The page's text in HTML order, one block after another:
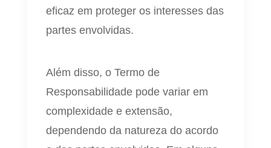
eficaz em proteger os interesses das
partes envolvidas.
Além disso, o Termo de
Responsabilidade pode variar em
complexidade e extensão,
dependendo da natureza do acordo